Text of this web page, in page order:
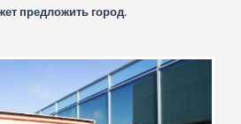
предложить город.